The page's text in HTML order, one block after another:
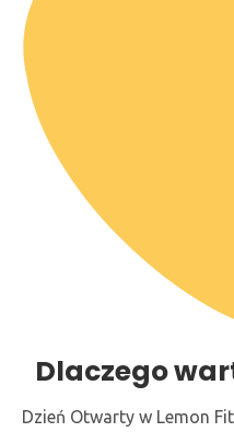
Dlaczego
Dzień Otwarty w Lemon